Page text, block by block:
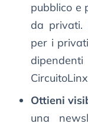
pubblico e
da privati.
per i
Ottieni
una